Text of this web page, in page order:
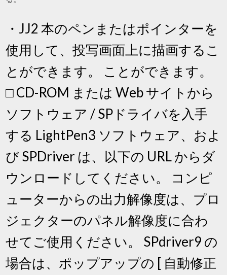
・JJ2 本のペンまたはポインターを
使用して、投写画面上に描画するこ
とができます。 ことができます。
□ CD-ROM または Web サイトから
ソフトウェア / SPドライバを入手
する LightPen3 ソフトウェア、およ
び SPDriver は、以下の URL からダ
ウンロードしてください。 コンピ
ューターからの出力解像度は、プロ
ジェクターのパネル解像度に合わ
せてご使用ください。 SPdriver9 の
場合は、ポップアップの [ 自動修正